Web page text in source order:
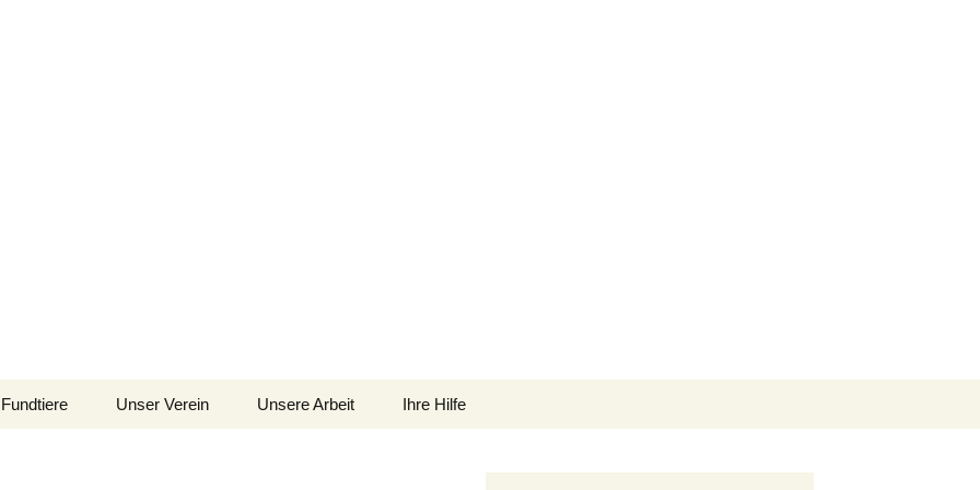
Siebengebirge – Orscheider Tierschutzhof
Fundtiere Unser Verein Unsere Arbeit Ihre Hilfe